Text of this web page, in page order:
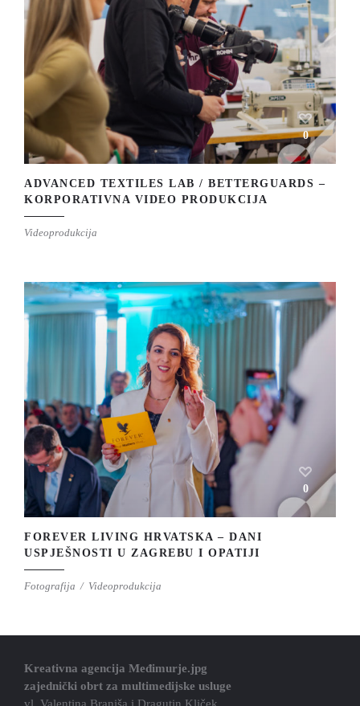
0
ADVANCED TEXTILES LAB / BETTERGUARDS –
KORPORATIVNA VIDEO PRODUKCIJA
Videoprodukcija
0
FOREVER LIVING HRVATSKA – DANI
USPJEŠNOSTI U ZAGREBU I OPATIJI
Fotografija Videoprodukcija
Kreativna agencija Međimurje.jpg
zajednički obrt za multimedijske usluge